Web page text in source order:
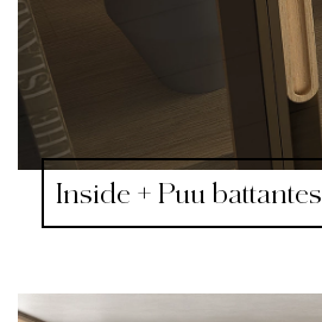
Inside + Puu battantes